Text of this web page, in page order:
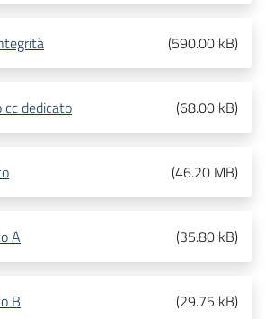
(590.00 kB)
cc dedicato (68.00 kB)
(46.20 MB)
A (35.80 kB)
B (29.75 kB)